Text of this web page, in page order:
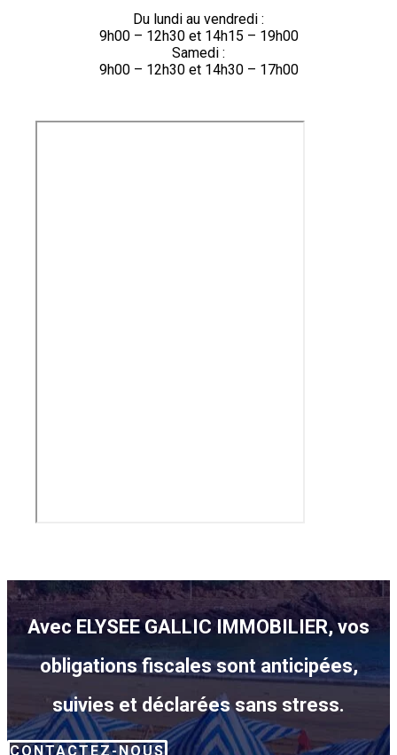
Du lundi au vendredi :
9h00 – 12h30 et 14h15 – 19h00
Samedi :
9h00 – 12h30 et 14h30 – 17h00
Avec ELYSEE GALLIC IMMOBILIER, vos
obligations fiscales sont anticipées,
suivies et déclarées sans stress.
CONTACTEZ-NOUS